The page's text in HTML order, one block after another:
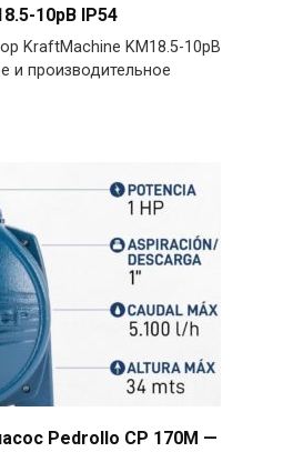
10рВ IP54
KraftMachine KM18.5-10рВ
и производительное
Pedrollo CP 170M —